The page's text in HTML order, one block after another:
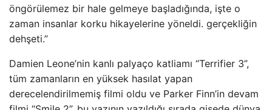
öngörülemez bir hale gelmeye başladığında, işte o
zaman insanlar korku hikayelerine yöneldi. gerçekliğin
dehşeti.”
Damien Leone’nin kanlı palyaço katliamı “Terrifier 3”,
tüm zamanların en yüksek hasılat yapan
derecelendirilmemiş filmi oldu ve Parker Finn’in devam